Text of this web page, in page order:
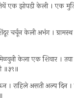
एक झोपडी केली । एक
चर्चून केली अभंग ।
केला एक शिवार ।
॥३९॥
। राहिले असती अल्प दिन